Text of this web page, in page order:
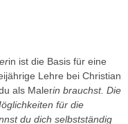
in ist die Basis für eine
Lehre bei Christian
als Malerin brauchst. Die
für die
du dich selbstständig